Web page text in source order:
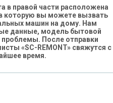
в правой части расположена
которую вы можете вызвать
машин на дому. Нам
данные, модель бытовой
проблемы. После отправки
«SC-REMONT» свяжутся с
время.